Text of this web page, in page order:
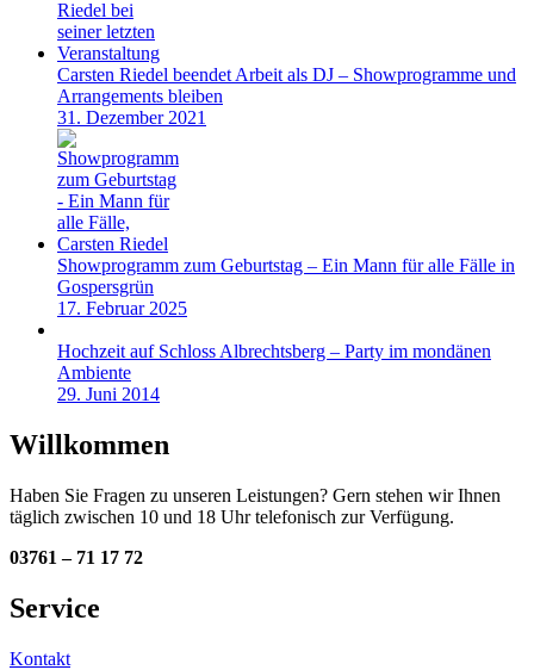
Carsten Riedel beendet Arbeit als DJ – Showprogramme und
Arrangements bleiben
31. Dezember 2021
Showprogramm zum Geburtstag – Ein Mann für alle Fälle in
Gospersgrün
17. Februar 2025
Hochzeit auf Schloss Albrechtsberg – Party im mondänen
Ambiente
29. Juni 2014
Willkommen
Haben Sie Fragen zu unseren Leistungen? Gern stehen wir Ihnen
täglich zwischen 10 und 18 Uhr telefonisch zur Verfügung.
03761 – 71 17 72
Service
Kontakt